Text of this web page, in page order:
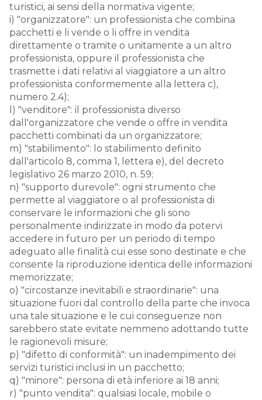
turistici, ai sensi della normativa vigente;
i) "organizzatore": un professionista che combina
pacchetti e li vende o li offre in vendita
direttamente o tramite o unitamente a un altro
professionista, oppure il professionista che
trasmette i dati relativi al viaggiatore a un altro
professionista conformemente alla lettera c),
numero 2.4);
l) "venditore": il professionista diverso
dall'organizzatore che vende o offre in vendita
pacchetti combinati da un organizzatore;
m) "stabilimento": lo stabilimento definito
dall'articolo 8, comma 1, lettera e), del decreto
legislativo 26 marzo 2010, n. 59;
n) "supporto durevole": ogni strumento che
permette al viaggiatore o al professionista di
conservare le informazioni che gli sono
personalmente indirizzate in modo da potervi
accedere in futuro per un periodo di tempo
adeguato alle finalità cui esse sono destinate e che
consente la riproduzione identica delle informazioni
memorizzate;
o) "circostanze inevitabili e straordinarie": una
situazione fuori dal controllo della parte che invoca
una tale situazione e le cui conseguenze non
sarebbero state evitate nemmeno adottando tutte
le ragionevoli misure;
p) "difetto di conformità": un inadempimento dei
servizi turistici inclusi in un pacchetto;
q) "minore": persona di età inferiore ai 18 anni;
r) "punto vendita": qualsiasi locale, mobile o